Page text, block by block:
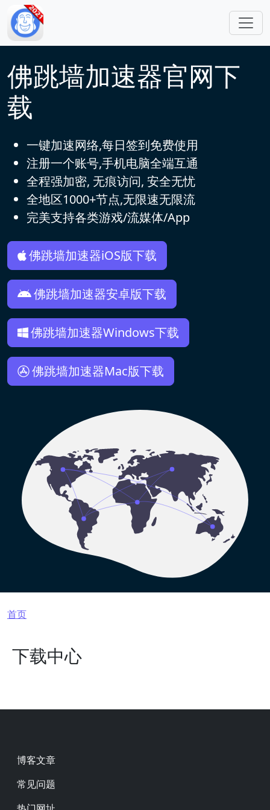
跳转到主要内容
佛跳墙加速器官网下
载
一键加速网络,每日签到免费使用
注册一个账号,手机电脑全端互通
全程强加密, 无痕访问, 安全无忧
全地区1000+节点,无限速无限流
完美支持各类游戏/流媒体/App
佛跳墙加速器iOS版下载
佛跳墙加速器安卓版下载
佛跳墙加速器Windows下载
佛跳墙加速器Mac版下载
面包屑
首页
下载中心
Footer
博客文章
常见问题